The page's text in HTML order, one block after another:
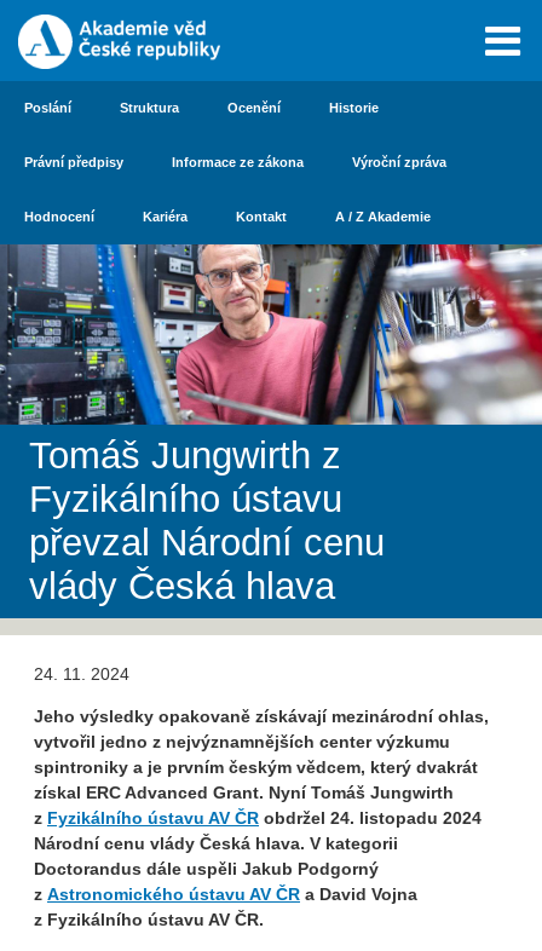
Poslání Struktura Ocenění Historie
Právní předpisy Informace ze zákona Výroční zpráva
Hodnocení Kariéra Kontakt A / Z Akademie
Tomáš Jungwirth z
Fyzikálního ústavu
převzal Národní cenu
vlády Česká hlava
24. 11. 2024
Jeho výsledky opakovaně získávají mezinárodní ohlas,
vytvořil jedno z nejvýznamnějších center výzkumu
spintroniky a je prvním českým vědcem, který dvakrát
získal ERC Advanced Grant. Nyní Tomáš Jungwirth
z Fyzikálního ústavu AV ČR obdržel 24. listopadu 2024
Národní cenu vlády Česká hlava. V kategorii
Doctorandus dále uspěli Jakub Podgorný
z Astronomického ústavu AV ČR a David Vojna
z Fyzikálního ústavu AV ČR.